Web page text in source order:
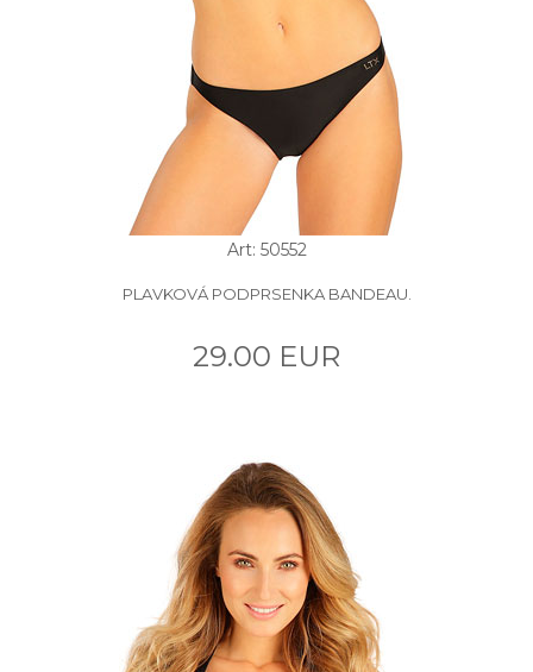
Art: 50552
PLAVKOVÁ PODPRSENKA BANDEAU.
29.00 EUR